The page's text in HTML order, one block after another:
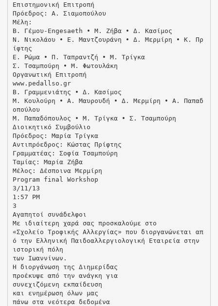
Επιστημονική Επιτροπή
Πρόεδρος: Α. Σιαμοπούλου
Μέλη:
Β. Γέμου-Εngesaeth • Μ. Ζήβα • Δ. Κασίμος
Ν. Νικολάου • E. Mαντζουράνη • Δ. Μερμίρη • Κ. Πρ
ίφτης
Ε. Ρώμα • Π. Ταπραντζή • Μ. Τρίγκα
Σ. Τσαμπούρη • Μ. Φωτουλάκη
Οργανωτική Επιτροπή
www.pedallso.gr
Β. Γραμμενιάτης • Δ. Κασίμος
Μ. Κουλούρη • Α. Μαυρουδή • Δ. Μερμίρη • Α. Παπαδ
οπούλου
Μ. Παπαδόπουλος • Μ. Τρίγκα • Σ. Τσαμπούρη
Διοικητικό Συμβούλιο
Πρόεδρος: Μαρία Τρίγκα
Αντιπρόεδρος: Κώστας Πρίφτης
Γραμματέας: Σοφία Τσαμπούρη
Ταμίας: Μαρία Ζήβα
Μέλος: Δέσποινα Μερμίρη
Program final Workshop
3/11/13
1:57 PM
3
Αγαπητοί συνάδελφοι
Με ιδιαίτερη χαρά σας προσκαλούμε στο
«Σχολείο Τροφικής Αλλεργίας» που διοργανώνεται απ
ό την Ελληνική Παιδοαλλεργιολογική Εταιρεία στην
ιστορική πόλη
των Ιωαννίνων.
Η διοργάνωση της Διημερίδας
προέκυψε από την ανάγκη για
συνεχιζόμενη εκπαίδευση
και ενημέρωση όλων μας
πάνω στα νεότερα δεδομένα